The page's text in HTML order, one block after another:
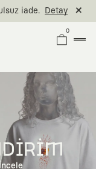
iade. Detay
0